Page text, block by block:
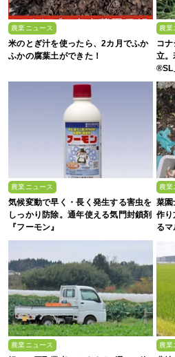
農業ニュース
米のとぎ汁を使ったら、2カ月でふか
ふかの腐葉土ができた！
農業
コ
立。
®SL
農業ニュース
気候変動で早く・長く発生する害虫を
しっかり防除。通年使える気門封鎖剤
『フーモン』
農業
菜園
作り
る
農業ニュース 農業